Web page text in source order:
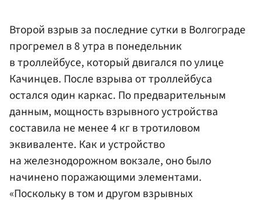
Второй взрыв за последние сутки в Волгограде
прогремел в 8 утра в понедельник
в троллейбусе, который двигался по улице
Качинцев. После взрыва от троллейбуса
остался один каркас. По предварительным
данным, мощность взрывного устройства
составила не менее 4 кг в тротиловом
эквиваленте. Как и устройство
на железнодорожном вокзале, оно было
начинено поражающими элементами.
«Поскольку в том и другом взрывных